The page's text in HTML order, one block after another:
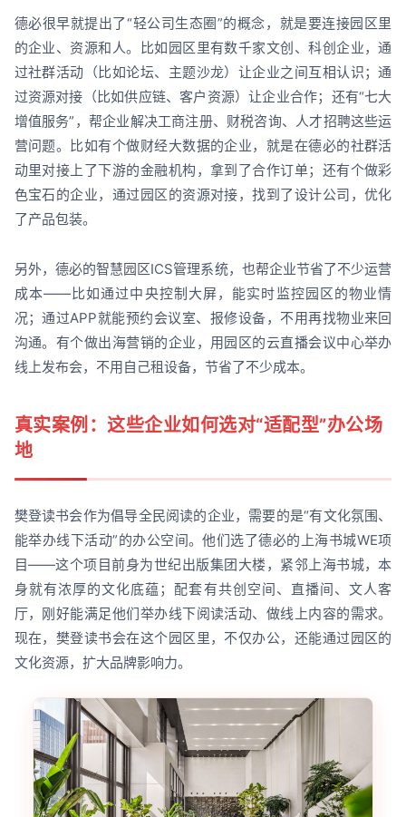
德必很早就提出了“轻公司生态圈”的概念，就是要连接园区里
的企业、资源和人。比如园区里有数千家文创、科创企业，通
过社群活动（比如论坛、主题沙龙）让企业之间互相认识；通
过资源对接（比如供应链、客户资源）让企业合作；还有“七大
增值服务”，帮企业解决工商注册、财税咨询、人才招聘这些运
营问题。比如有个做财经大数据的企业，就是在德必的社群活
动里对接上了下游的金融机构，拿到了合作订单；还有个做彩
色宝石的企业，通过园区的资源对接，找到了设计公司，优化
了产品包装。
另外，德必的智慧园区ICS管理系统，也帮企业节省了不少运营
成本——比如通过中央控制大屏，能实时监控园区的物业情
况；通过APP就能预约会议室、报修设备，不用再找物业来回
沟通。有个做出海营销的企业，用园区的云直播会议中心举办
线上发布会，不用自己租设备，节省了不少成本。
真实案例：这些企业如何选对“适配型”办公场
地
樊登读书会作为倡导全民阅读的企业，需要的是“有文化氛围、
能举办线下活动”的办公空间。他们选了德必的上海书城WE项
目——这个项目前身为世纪出版集团大楼，紧邻上海书城，本
身就有浓厚的文化底蕴；配套有共创空间、直播间、文人客
厅，刚好能满足他们举办线下阅读活动、做线上内容的需求。
现在，樊登读书会在这个园区里，不仅办公，还能通过园区的
文化资源，扩大品牌影响力。